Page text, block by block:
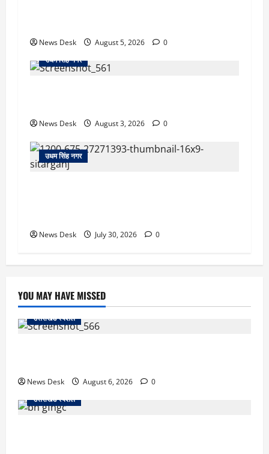
News Desk August 5, 2026
0
उधम सिंह नगर
News Desk August 3, 2026 0
उधम सिंह नगर
News Desk July 30, 2026 0
YOU MAY HAVE MISSED
उत्तराखंड स्पेशल
News Desk August 6, 2026
0
उत्तराखंड स्पेशल